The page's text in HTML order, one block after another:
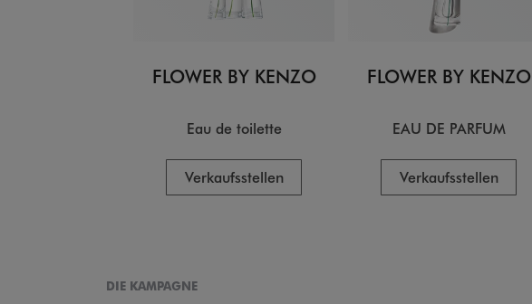
FLOWER BY KENZO
Eau de toilette
Verkaufsstellen
FLOWER BY KENZO
EAU DE PARFUM
Verkaufsstellen
DIE KAMPAGNE